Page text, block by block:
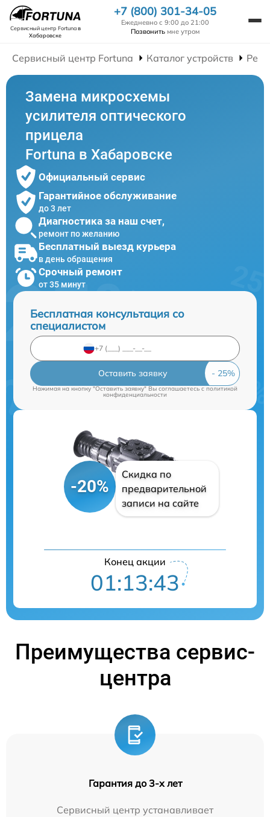
Сервисный центр Fortunaв
Хабаровске
+7 (800) 301-34-05
Ежедневно с 9:00 до 21:00
Позвонить мне утром
Сервисный центр Fortuna Каталог устройств
Замена микросхемы
усилителя оптического
прицела
Fortuna в Хабаровске
Официальный сервис
Гарантийное обслуживание
до 3 лет
Диагностика за наш счет,
ремонт по желанию
Бесплатный выезд курьера
в день обращения
Срочный ремонт
от 35 минут
Бесплатная консультация со
специалистом
Оставить заявку
Нажимая на кнопку "Оставить заявку" Вы соглашаетесь cполитикой
конфиденциальности
-20%
Скидка по
предварительной
записи на сайте
Конец акции
01:13:42
Преимущества сервис-
центра
Гарантия до 3-х лет
Сервисный центр устанавливает